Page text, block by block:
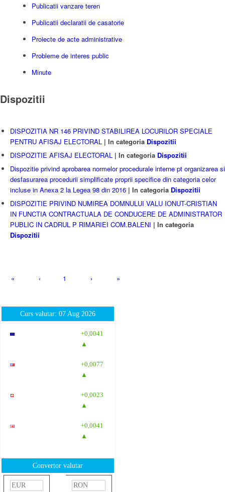
Publicatii vanzare teren
Publicatii declaratii de casatorie
Proiecte de acte administrative
Probleme de interes public
Minute
Dispozitii
DISPOZITIA NR 146 PRIVIND STABILIREA LOCURILOR SPECIALE
PENTRU AFISAJ ELECTORAL | In categoria Dispozitii
DISPOZITIE AFISAJ ELECTORAL | In categoria Dispozitii
Dispozitie privind aprobarea normelor procedurale interne pt organizarea si
desfasurarea procedurii simplificate proprii specifice din categoria celor
incluse in Anexa 2 la Legea 98 din 2016 | In categoria Dispozitii
DISPOZITIE PRIVIND NUMIREA DOMNULUI VALU IONUT-CRISTIAN
IN FUNCTIA CONTRACTUALA DE CONDUCERE DE ADMINISTRATOR
PUBLIC IN CADRUL P RIMARIEI COM.BALENI | In categoria
Dispozitii
« ‹ 1 › »
Curs valutar: 07 Aug 2026
+0,0041
▲
+0,0077
▲
+0,0023
▲
+0,0041
▲
Convertor valutar